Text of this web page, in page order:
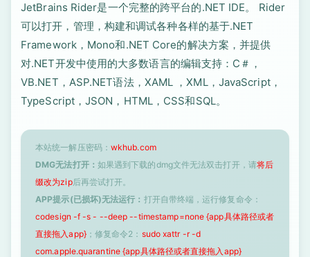
JetBrains Rider是一个完整的跨平台的.NET IDE。 Rider
可以打开，管理，构建和调试各种各样的基于.NET
Framework，Mono和.NET Core的解决方案，并提供
对.NET开发中使用的大多数语言的编辑支持：C＃，
VB.NET，ASP.NET语法，XAML ，XML，JavaScript，
TypeScript，JSON，HTML，CSS和SQL。
本站统一解压密码： wkhub.com
DMG无法打开： 如果遇到下载的dmg文件无法双击打开，请将后
缀改为zip后再尝试打开。
APP提示(已损坏)无法运行： 打开自带终端，运行修复命令：
codesign -f -s - --deep --timestamp=none {app具体路径或者
直接拖入app}；修复命令2： sudo xattr -r -d
com.apple.quarantine {app具体路径或者直接拖入app}